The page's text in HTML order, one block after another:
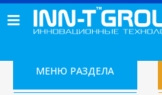
МЕНЮ РАЗДЕЛА